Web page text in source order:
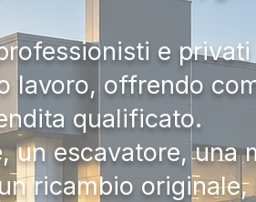
e
lavoro, offrendo
qualificato.
un escavatore, una
ricambio